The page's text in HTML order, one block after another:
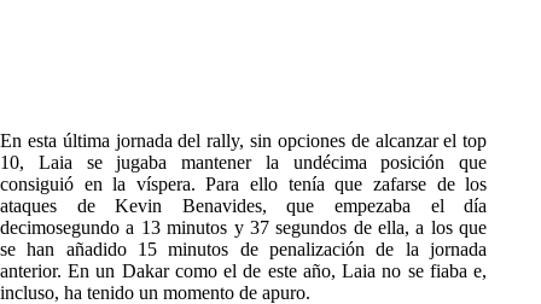
En esta última jornada del rally, sin opciones de alcanzar el top
10, Laia se jugaba mantener la undécima posición que
consiguió en la víspera. Para ello tenía que zafarse de los
ataques de Kevin Benavides, que empezaba el día
decimosegundo a 13 minutos y 37 segundos de ella, a los que
se han añadido 15 minutos de penalización de la jornada
anterior. En un Dakar como el de este año, Laia no se fiaba e,
incluso, ha tenido un momento de apuro.